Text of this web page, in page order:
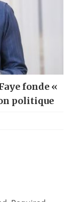
fonde «
politique